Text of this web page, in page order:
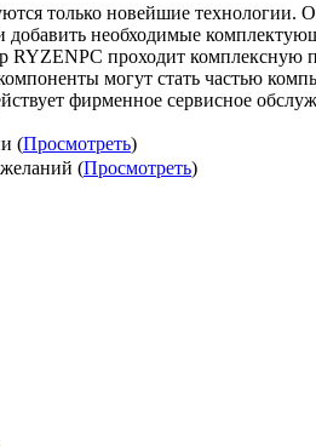
только новейшие технологии.
добавить необходимые
проходит комплексную
могут стать частью
фирменное сервисное
(Просмотреть)
(Просмотреть)